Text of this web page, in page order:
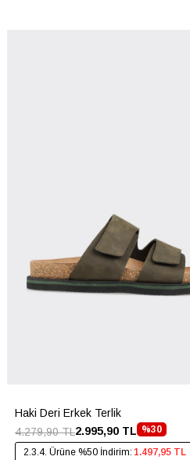
Haki Deri Erkek Terlik
%30
2.995,90 TL
4.279,90 TL
2.3.4. Ürüne %50 İndirim: 1.497,95 TL